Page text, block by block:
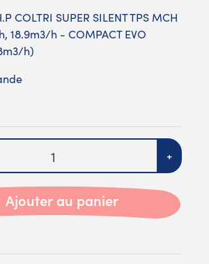
COLTRI SUPER SILENT TPS MCH
18.9m3/h - COMPACT EVO
h)
+
Ajouter au panier